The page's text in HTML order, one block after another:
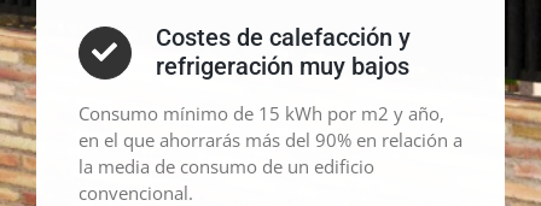
Costes de calefacción y
refrigeración muy bajos
Consumo mínimo de 15 kWh por m2 y año,
en el que ahorrarás más del 90% en relación a
la media de consumo de un edificio
convencional.